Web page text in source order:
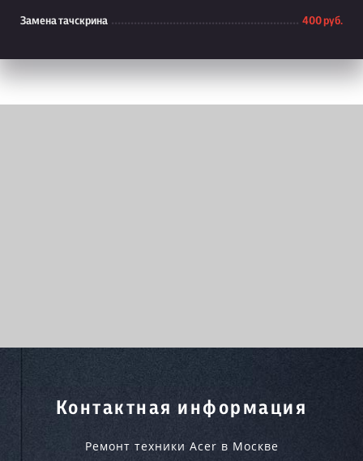
Замена тачскрина 400 руб.
Контактная информация
Ремонт техники Acer в Москве